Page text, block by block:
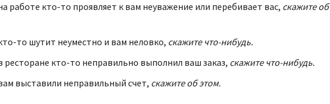
работе кто-то проявляет к вам неуважение или перебивает вас, скажите об
то шутит неуместно и вам неловко, скажите что-нибудь.
ресторане кто-то неправильно выполнил ваш заказ, скажите что-нибудь.
выставили неправильный счет, скажите об этом.